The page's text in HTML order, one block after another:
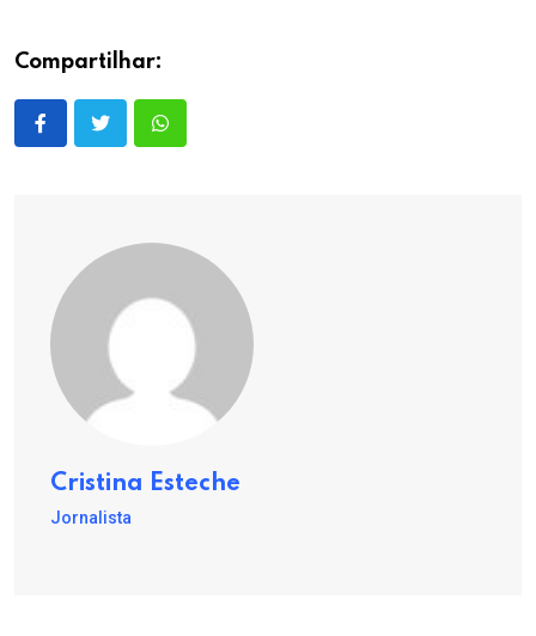
Compartilhar:
Cristina Esteche
Jornalista